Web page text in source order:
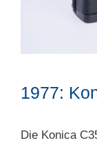
1977:
Die Konica